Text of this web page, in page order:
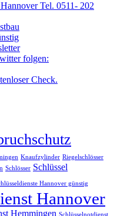
Tel. 0511- 202
folgen:
Check.
Knaufzylinder Riegelschlösser
Schlösser Schlüssel
Hannover günstig
Hannover
Hemmingen Schlüsselnotdienst